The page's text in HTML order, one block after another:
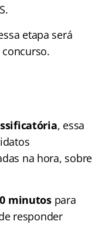
etapa será
, essa
na hora, sobre
minutospara
responder